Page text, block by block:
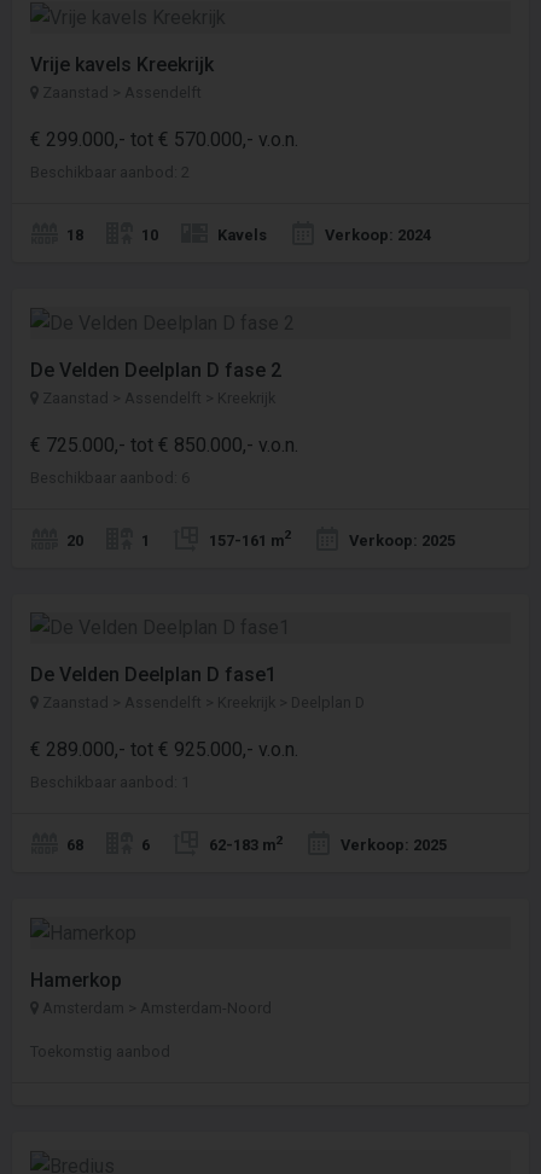
Vrije kavels Kreekrijk
Zaanstad > Assendelft
€ 299.000,- tot € 570.000,- v.o.n.
Beschikbaar aanbod: 2
18 10 Kavels Verkoop: 2024
De Velden Deelplan D fase 2
Zaanstad > Assendelft > Kreekrijk
€ 725.000,- tot € 850.000,- v.o.n.
Beschikbaar aanbod: 6
20 1 157-161 m2 Verkoop: 2025
De Velden Deelplan D fase1
Zaanstad > Assendelft > Kreekrijk > Deelplan D
€ 289.000,- tot € 925.000,- v.o.n.
Beschikbaar aanbod: 1
68 6 62-183 m2 Verkoop: 2025
Hamerkop
Amsterdam > Amsterdam-Noord
Toekomstig aanbod